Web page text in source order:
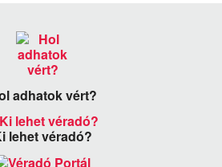
adhatok vért?
lehet véradó?